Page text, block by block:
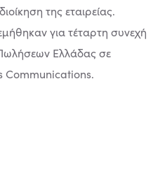
της εταιρείας.
για τέταρτη συνεχή
Ελλάδας σε
Communications.